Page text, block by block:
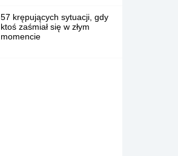
57 krępujących sytuacji, gdy
ktoś zaśmiał się w złym
momencie